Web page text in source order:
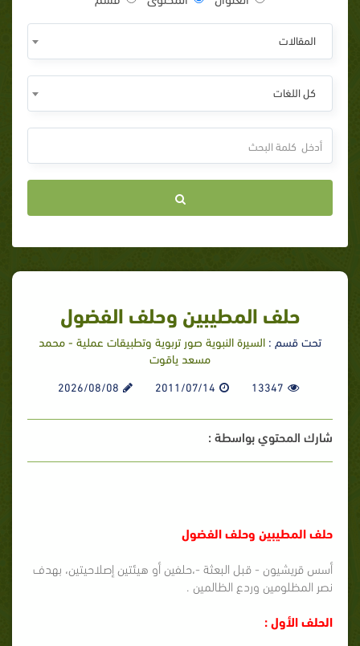
المقالات
كل اللغات
حلف المطيبين وحلف الفضول
تحت قسم : السيرة النبوية صور تربوية وتطبيقات عملية - محمد
مسعد ياقوت
13347
2011/07/14
2026/08/08
شارك المحتوي بواسطة :
حلف المطيبين وحلف الفضول
أسس قريشيون - قبل البعثة -،حلفين أو هيئتين إصلاحيتين، بهدف
نصر المظلومين وردع الظالمين .
الحلف الأول :